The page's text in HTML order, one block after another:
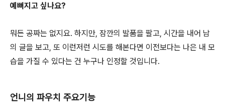
예뻐지고 싶나요?
뭐든 공짜는 없지요. 하지만, 잠깐의 발품을 팔고, 시간을 내어 남
의 글을 보고, 또 이런저런 시도를 해본다면 이전보다는 나은 내 모
습을 가질 수 있다는 건 누구나 인정할 것입니다.
언니의 파우치 주요기능